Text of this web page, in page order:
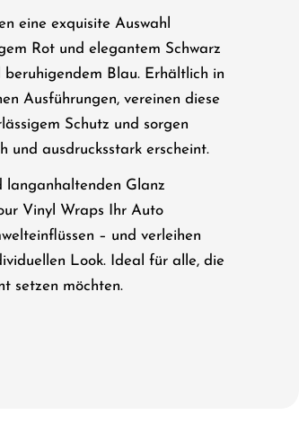
eine exquisite Auswahl
Rot und elegantem Schwarz
Blau. Erhältlich in
Ausführungen, vereinen diese
Schutz und sorgen
und ausdrucksstark erscheint.
langanhaltenden Glanz
Vinyl Wraps Ihr Auto
– und verleihen
Look. Ideal für alle, die
setzen möchten.